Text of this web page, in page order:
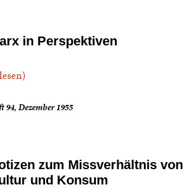
in Perspektiven
94, Dezember 1955
zum Missverhältnis von
und Konsum